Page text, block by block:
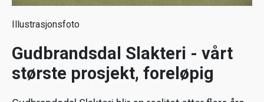
Illustrasjonsfoto
Gudbrandsdal Slakteri - vårt
største prosjekt, foreløpig